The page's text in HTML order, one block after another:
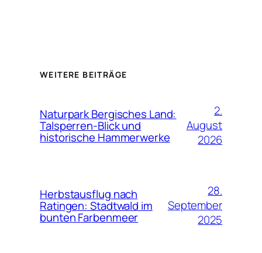
WEITERE BEITRÄGE
Naturpark Bergisches Land:
Talsperren-Blick und
historische Hammerwerke
2.
August
2026
Herbstausflug nach
Ratingen: Stadtwald im
bunten Farbenmeer
28.
September
2025